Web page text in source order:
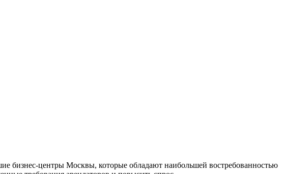
бизнес-центры Москвы, которые обладают наибольшей востребованностью